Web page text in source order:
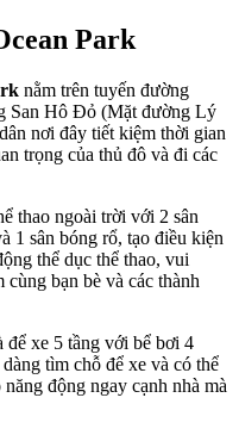
Park
nằm trên tuyến đường
San Hô Đỏ (Mặt đường Lý
nơi đây tiết kiệm thời gian
trọng của thủ đô và đi các
thao ngoài trời với 2 sân
1 sân bóng rổ, tạo điều kiện
thể dục thể thao, vui
bạn bè và các thành
để xe 5 tầng với bể bơi 4
tìm chỗ để xe và có thể
động ngay cạnh nhà mà